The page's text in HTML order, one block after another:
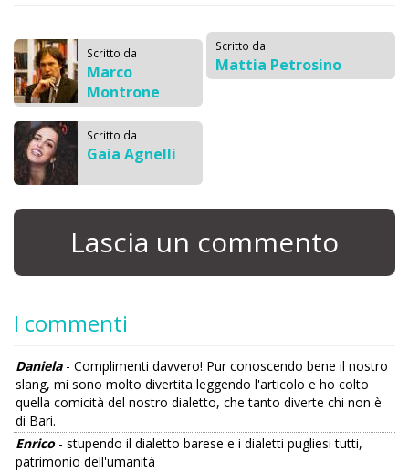
Scritto da
Marco
Montrone
Scritto da
Mattia Petrosino
Scritto da
Gaia Agnelli
Lascia un commento
I commenti
Daniela- Complimenti davvero! Pur conoscendo bene il nostro
slang, mi sono molto divertita leggendo l'articolo e ho colto
quella comicità del nostro dialetto, che tanto diverte chi non è
di Bari.
Enrico- stupendo il dialetto barese e i dialetti pugliesi tutti,
patrimonio dell'umanità